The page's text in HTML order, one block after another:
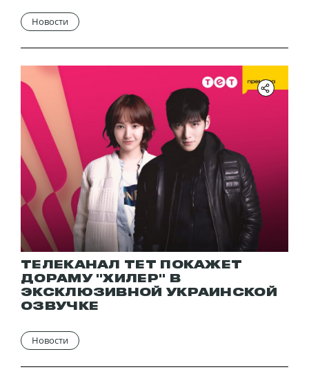
Новости
ТЕЛЕКАНАЛ ТЕТ ПОКАЖЕТ
ДОРАМУ "ХИЛЕР" В
ЭКСКЛЮЗИВНОЙ УКРАИНСКОЙ
ОЗВУЧКЕ
Новости